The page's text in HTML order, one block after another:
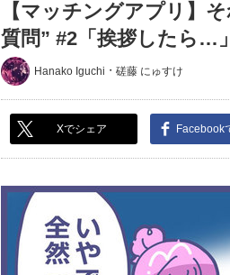
【マッチングアプリ】
質問” #2「挨拶したら…
Hanako Iguchi ・ 磋藤 にゅすけ
Xでシェア Facebook